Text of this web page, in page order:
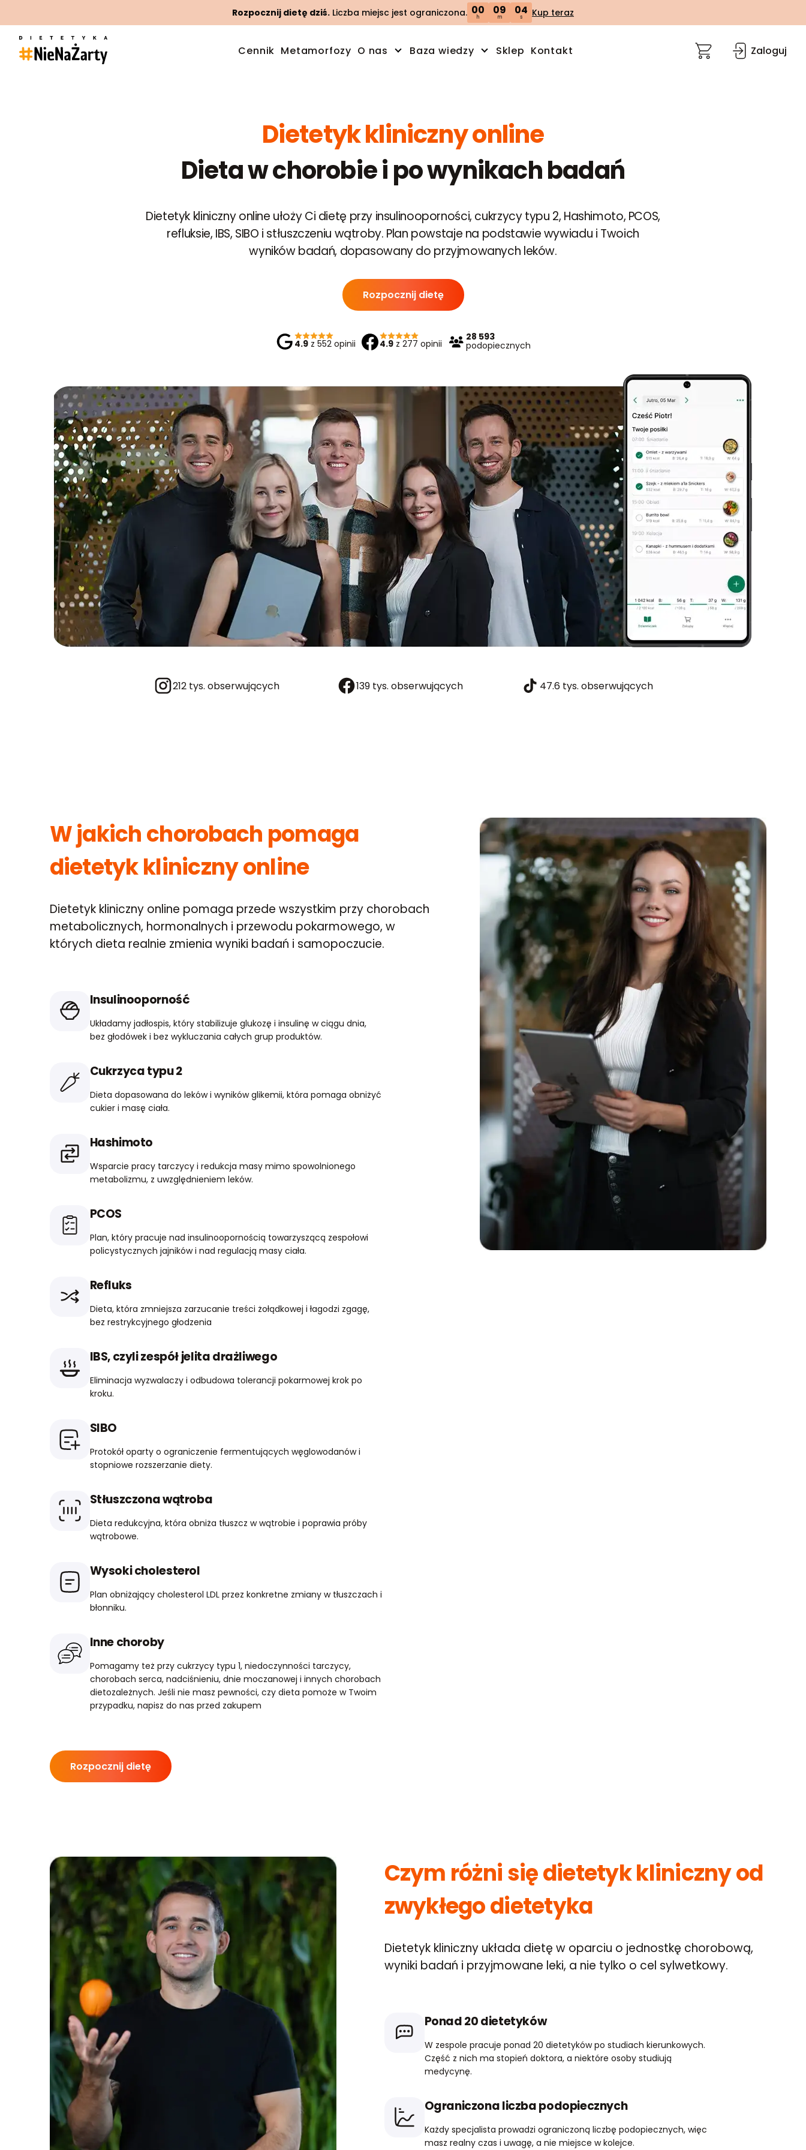
Rozpocznij dietę dziś. Liczba miejsc jest ograniczona. 00
h
09
m
03
s Kup teraz
Cennik Metamorfozy O nas Baza wiedzy Sklep Kontakt Zaloguj
Dietetyk kliniczny online
Dieta w chorobie i po wynikach badań
Dietetyk kliniczny online ułoży Ci dietę przy insulinooporności, cukrzycy typu 2, Hashimoto, PCOS,
refluksie, IBS, SIBO i stłuszczeniu wątroby. Plan powstaje na podstawie wywiadu i Twoich
wyników badań, dopasowany do przyjmowanych leków.
Rozpocznij dietę
4.9 z 552 opinii 4.9 z 277 opinii
28 593
podopiecznych
212 tys. obserwujących 139 tys. obserwujących 47.6 tys. obserwujących
W jakich chorobach pomaga
dietetyk kliniczny online
Dietetyk kliniczny online pomaga przede wszystkim przy chorobach
metabolicznych, hormonalnych i przewodu pokarmowego, w
których dieta realnie zmienia wyniki badań i samopoczucie.
Insulinooporność
Układamy jadłospis, który stabilizuje glukozę i insulinę w ciągu dnia,
bez głodówek i bez wykluczania całych grup produktów.
Cukrzyca typu 2
Dieta dopasowana do leków i wyników glikemii, która pomaga obniżyć
cukier i masę ciała.
Hashimoto
Wsparcie pracy tarczycy i redukcja masy mimo spowolnionego
metabolizmu, z uwzględnieniem leków.
PCOS
Plan, który pracuje nad insulinoopornością towarzyszącą zespołowi
policystycznych jajników i nad regulacją masy ciała.
Refluks
Dieta, która zmniejsza zarzucanie treści żołądkowej i łagodzi zgagę,
bez restrykcyjnego głodzenia
IBS, czyli zespół jelita drażliwego
Eliminacja wyzwalaczy i odbudowa tolerancji pokarmowej krok po
kroku.
SIBO
Protokół oparty o ograniczenie fermentujących węglowodanów i
stopniowe rozszerzanie diety.
Stłuszczona wątroba
Dieta redukcyjna, która obniża tłuszcz w wątrobie i poprawia próby
wątrobowe.
Wysoki cholesterol
Plan obniżający cholesterol LDL przez konkretne zmiany w tłuszczach i
błonniku.
Inne choroby
Pomagamy też przy cukrzycy typu 1, niedoczynności tarczycy,
chorobach serca, nadciśnieniu, dnie moczanowej i innych chorobach
dietozależnych. Jeśli nie masz pewności, czy dieta pomoże w Twoim
przypadku, napisz do nas przed zakupem
Rozpocznij dietę
Czym różni się dietetyk kliniczny od
zwykłego dietetyka
Dietetyk kliniczny układa dietę w oparciu o jednostkę chorobową,
wyniki badań i przyjmowane leki, a nie tylko o cel sylwetkowy.
Ponad 20 dietetyków
W zespole pracuje ponad 20 dietetyków po studiach kierunkowych.
Część z nich ma stopień doktora, a niektóre osoby studiują
medycynę.
Ograniczona liczba podopiecznych
Każdy specjalista prowadzi ograniczoną liczbę podopiecznych, więc
masz realny czas i uwagę, a nie miejsce w kolejce.